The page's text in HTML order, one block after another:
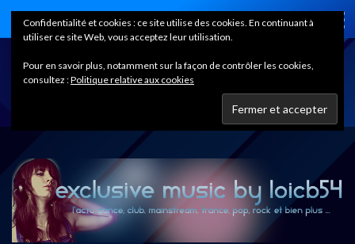
Home
Confidentialité et cookies : ce site utilise des cookies. En continuant à
utiliser ce site Web, vous acceptez leur utilisation.
Pour en savoir plus, notamment sur la façon de contrôler les cookies,
consultez :Politique relative aux cookies